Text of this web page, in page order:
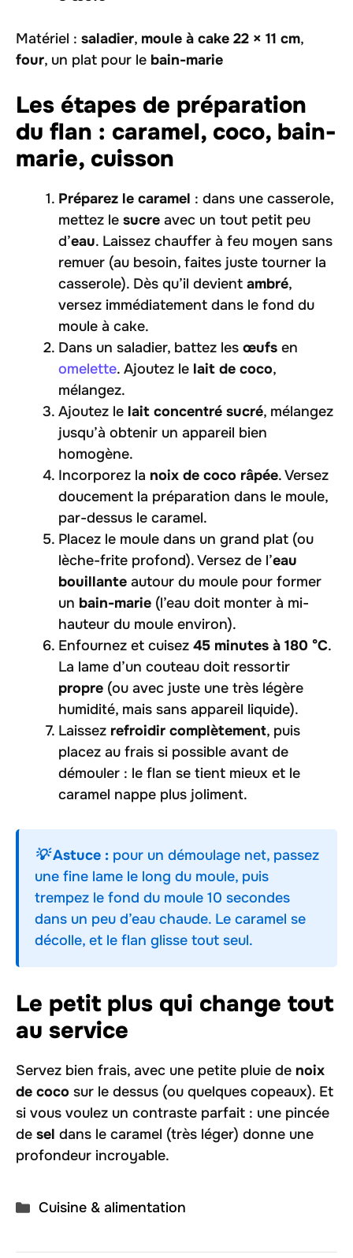
Matériel : saladier, moule à cake 22 × 11 cm,
four, un plat pour le bain-marie
Les étapes de préparation
du flan : caramel, coco, bain-
marie, cuisson
Préparez le caramel : dans une casserole,
mettez le sucre avec un tout petit peu
d’eau. Laissez chauffer à feu moyen sans
remuer (au besoin, faites juste tourner la
casserole). Dès qu’il devient ambré,
versez immédiatement dans le fond du
moule à cake.
Dans un saladier, battez les œufs en
omelette. Ajoutez le lait de coco,
mélangez.
Ajoutez le lait concentré sucré, mélangez
jusqu’à obtenir un appareil bien
homogène.
Incorporez la noix de coco râpée. Versez
doucement la préparation dans le moule,
par-dessus le caramel.
Placez le moule dans un grand plat (ou
lèche-frite profond). Versez de l’eau
bouillante autour du moule pour former
un bain-marie (l’eau doit monter à mi-
hauteur du moule environ).
Enfournez et cuisez 45 minutes à 180 °C.
La lame d’un couteau doit ressortir
propre (ou avec juste une très légère
humidité, mais sans appareil liquide).
Laissez refroidir complètement, puis
placez au frais si possible avant de
démouler : le flan se tient mieux et le
caramel nappe plus joliment.
💡 Astuce : pour un démoulage net, passez
une fine lame le long du moule, puis
trempez le fond du moule 10 secondes
dans un peu d’eau chaude. Le caramel se
décolle, et le flan glisse tout seul.
Le petit plus qui change tout
au service
Servez bien frais, avec une petite pluie de noix
de coco sur le dessus (ou quelques copeaux). Et
si vous voulez un contraste parfait : une pincée
de sel dans le caramel (très léger) donne une
profondeur incroyable.
Catégories
Cuisine & alimentation